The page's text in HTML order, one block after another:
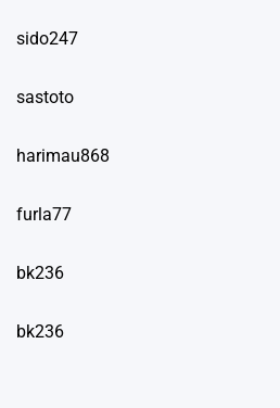
sido247
sastoto
harimau868
furla77
bk236
bk236